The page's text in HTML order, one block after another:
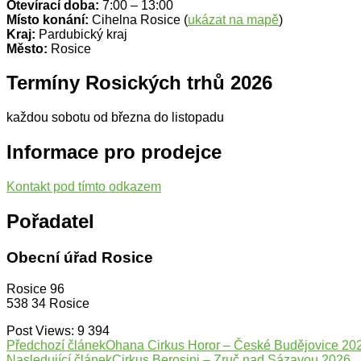
Otevírací doba: 7:00 – 13:00
Místo konání: Cihelna Rosice (ukázat na mapě)
Kraj: Pardubický kraj
Město: Rosice
Termíny Rosických trhů 2026
každou sobotu od března do listopadu
Informace pro prodejce
Kontakt pod tímto odkazem
Pořadatel
Obecní úřad Rosice
Rosice 96
538 34 Rosice
Post Views: 9 394
Navigace
Předchozí článekOhana Cirkus Horor – České Budějovice